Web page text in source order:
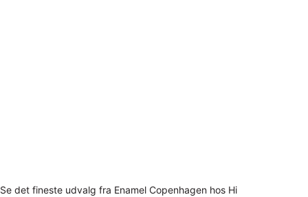
Se det fineste udvalg fra Enamel Copenhagen hos Hi